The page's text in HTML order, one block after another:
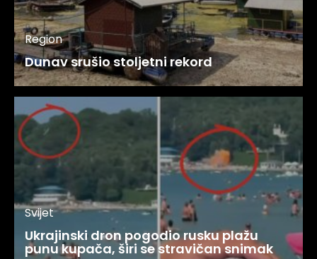
Region
Dunav srušio stoljetni rekord
Svijet
Ukrajinski dron pogodio rusku plažu
punu kupača, širi se stravičan snimak